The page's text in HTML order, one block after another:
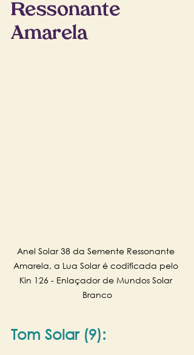
Ressonante
Amarela
Anel Solar 38 da Semente Ressonante
Amarela, a Lua Solar é codificada pelo
Kin 126 - Enlaçador de Mundos Solar
Branco
Tom Solar (9):